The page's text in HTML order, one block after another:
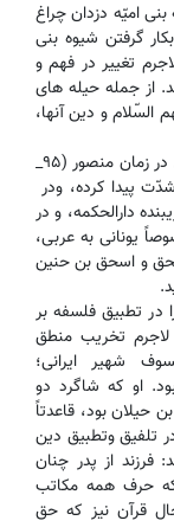
امیّه دزدان چراغ
گرفتن شیوه بنی
تغییر در فهم ‌و
از جمله حیله های
و دین آنها،
این شیوه از ایجاد تفرقه و تشتّت در جامعه و دین در زمان منصور (۹۵_
- ق ) عبّاسی شدّت پیدا کرده، ودر
دارالحکمه، و در
یونانی به عربی،
و اسحق بن حنین
در تطبیق فلسفه بر
تخریب منطق
شهیر ایرانی؛
فارابی (۲۵۷-۳۳۸ ه.ق) بود. او که شاگرد دو
حیلان بود، قاعدتاً
وتطبیق دین
فرزند از پدر چنان
که حرف همه مکاتب
قرآن نیز که حق